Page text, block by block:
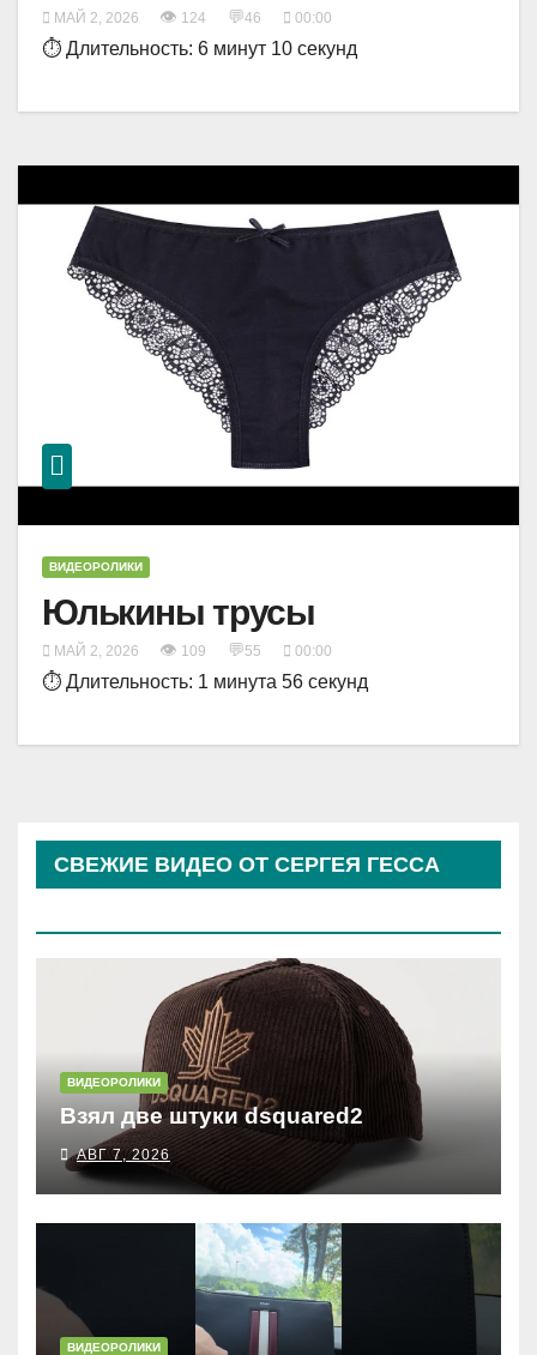
МАЙ 2, 2026 👁 124 💬46 00:00
⏱ Длительность: 6 минут 10 секунд
ВИДЕОРОЛИКИ
Юлькины трусы
МАЙ 2, 2026 👁 109 💬55 00:00
⏱ Длительность: 1 минута 56 секунд
СВЕЖИЕ ВИДЕО ОТ СЕРГЕЯ ГЕССА
ВИДЕОРОЛИКИ
Взял две штуки dsquared2
АВГ 7, 2026
ВИДЕОРОЛИКИ